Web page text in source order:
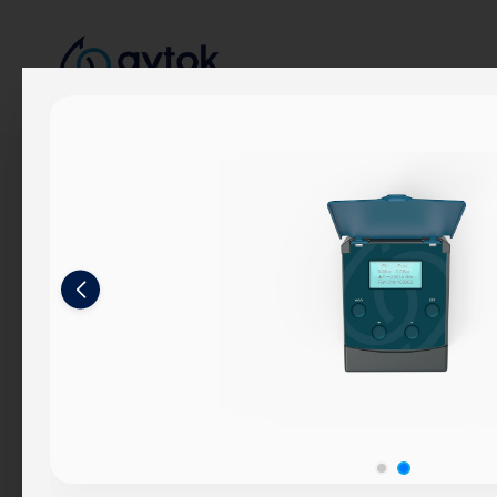
Hikayemiz